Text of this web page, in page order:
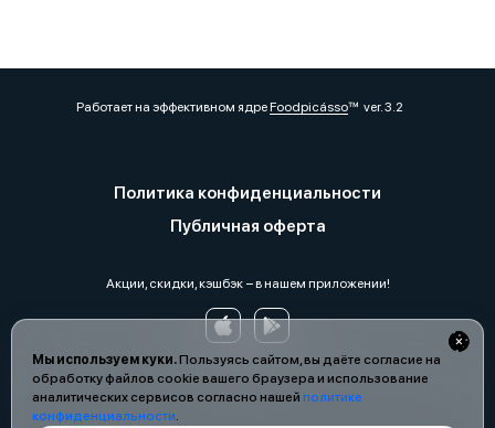
Мы используем куки.Пользуясь сайтом, вы даёте согласие на
обработку файлов cookie вашего браузера и использование
аналитических сервисов согласно нашей политике
конфиденциальности.
Работает на эффективном ядреFoodpicássover. 3.2
Политика конфиденциальности
Публичная оферта
Акции, скидки, кэшбэк − в нашем приложении!